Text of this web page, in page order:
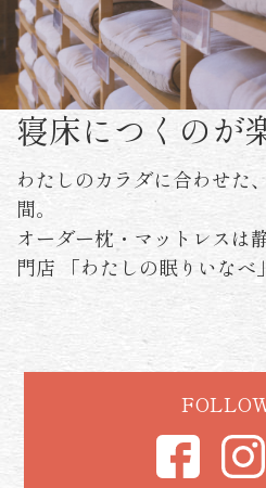
寝床につくのが
わたしのカラダに合わせた
間。
オーダー枕・マットレスは
門店 「わたしの眠りいなべ
睡眠コラム
お客様の声
各種お問い合わせ
商品カテゴリーから探す
取り扱いブランドから探す
オーダーメイドについて